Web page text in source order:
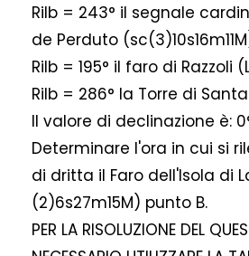
Rilb = 243° il segnale
de Perduto
Rilb = 195° il faro di Razzoli
Rilb = 286° la Torre di
Il valore di declinazione è:
Determinare l'ora in cui si
di dritta il Faro dell'Isola di
(2)6s27m15M) punto B.
PER LA RISOLUZIONE DEL